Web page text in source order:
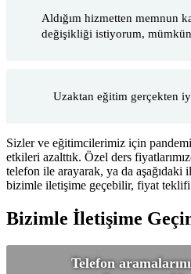
Aldığım hizmetten memnun
değişikliği istiyorum,
Uzaktan eğitim gerçekten
Sizler ve eğitimcilerimiz için
etkileri azalttık. Özel ders
telefon ile arayarak, ya da
bizimle iletişime geçebilir, fiyat
Bizimle İletişime
Telefon